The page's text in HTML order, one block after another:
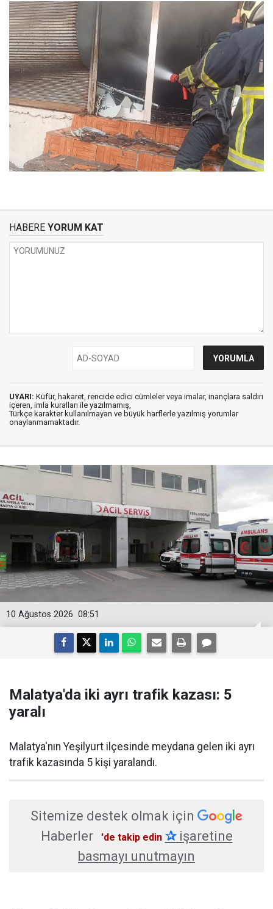
HABERE YORUM KAT
UYARI: Küfür, hakaret, rencide edici cümleler veya imalar, inançlara saldırı
içeren, imla kuralları ile yazılmamış,
Türkçe karakter kullanılmayan ve büyük harflerle yazılmış yorumlar
onaylanmamaktadır.
08:51
10 Ağustos 2026
Malatya'da iki ayrı trafik kazası: 5
yaralı
Malatya'nın Yeşilyurt ilçesinde meydana gelen iki ayrı
trafik kazasında 5 kişi yaralandı.
Sitemize destek olmak için
Haberler
'de takip edin ✰işaretine
basmayı unutmayın